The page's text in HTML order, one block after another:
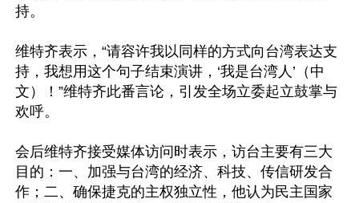
持。
维特齐表示，“请容许我以同样的方式向台湾表达支
持，我想用这个句子结束演讲，‘我是台湾人’（中
文）！”维特齐此番言论，引发全场立委起立鼓掌与
欢呼。
会后维特齐接受媒体访问时表示，访台主要有三大
目的：一、加强与台湾的经济、科技、传信研发合
作；二、确保捷克的主权独立性，他认为民主国家